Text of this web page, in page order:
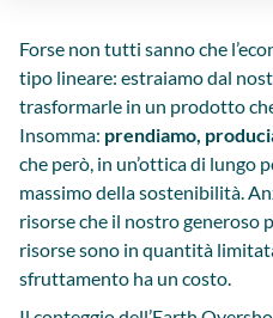
Forse non tutti sanno che
tipo lineare: estraiamo dal
trasformarle in un prodotto
Insomma: prendiamo,
che però, in un’ottica di lungo
massimo della sostenibilità.
risorse che il nostro generoso
risorse sono in quantità
sfruttamento ha un costo.